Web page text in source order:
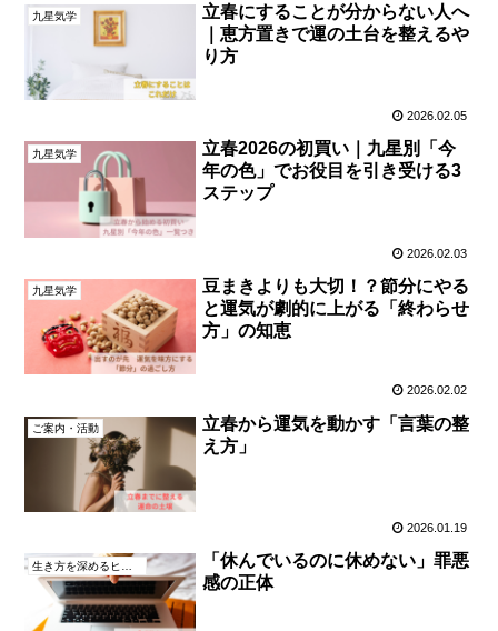
九星気学
立春にすることが分からない人へ
｜恵方置きで運の土台を整えるや
り方
2026.02.05
九星気学
立春2026の初買い｜九星別「今
年の色」でお役目を引き受ける3
ステップ
2026.02.03
九星気学
豆まきよりも大切！？節分にやる
と運気が劇的に上がる「終わらせ
方」の知恵
2026.02.02
ご案内・活動
立春から運気を動かす「言葉の整
え方」
2026.01.19
「休んでいるのに休めない」罪悪
感の正体